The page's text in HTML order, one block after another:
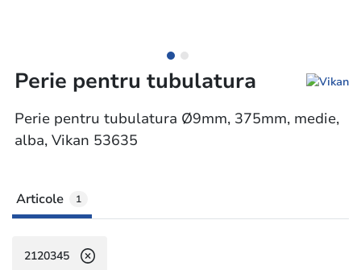
Perie pentru tubulatura
Perie pentru tubulatura Ø9mm, 375mm, medie,
alba, Vikan 53635
Articole 1
2120345